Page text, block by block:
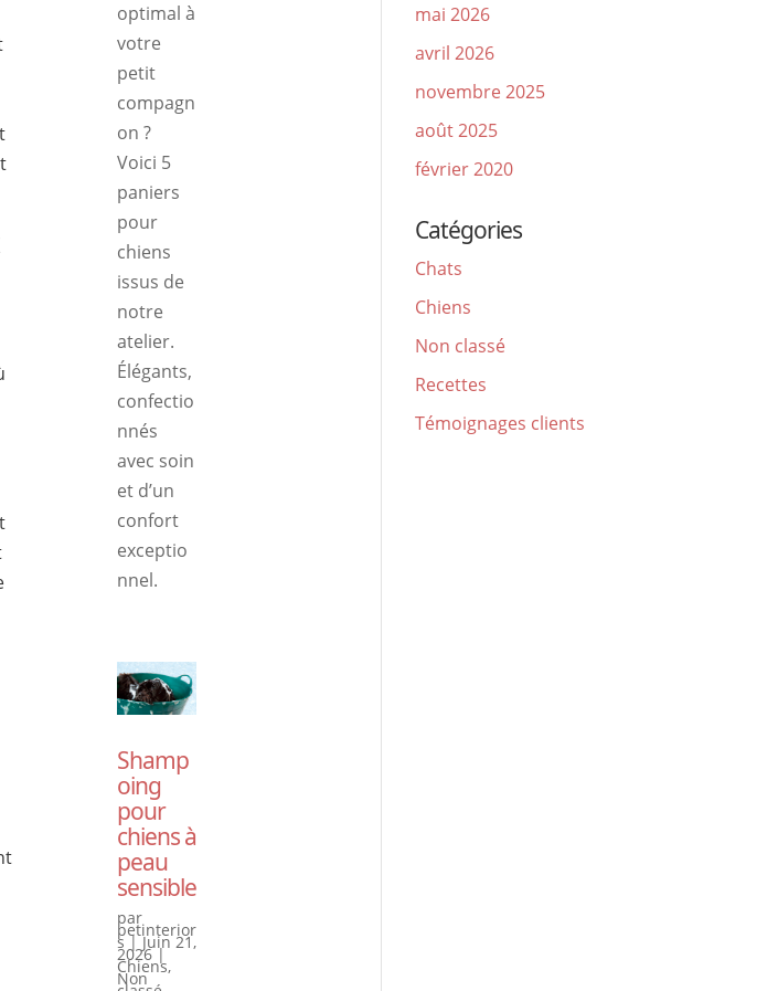
optimal à
votre
petit
compagn
on ?
Voici 5
paniers
pour
chiens
issus de
notre
atelier.
Élégants,
confectio
nnés
avec soin
et d’un
confort
exceptio
nnel.
Shamp
oing
pour
chiens à
peau
sensible
par
petinterior
s|Juin 21,
2026|
Chiens,
Non
mai 2026
avril 2026
novembre 2025
août 2025
février 2020
Catégories
Chats
Chiens
Non classé
Recettes
Témoignages clients